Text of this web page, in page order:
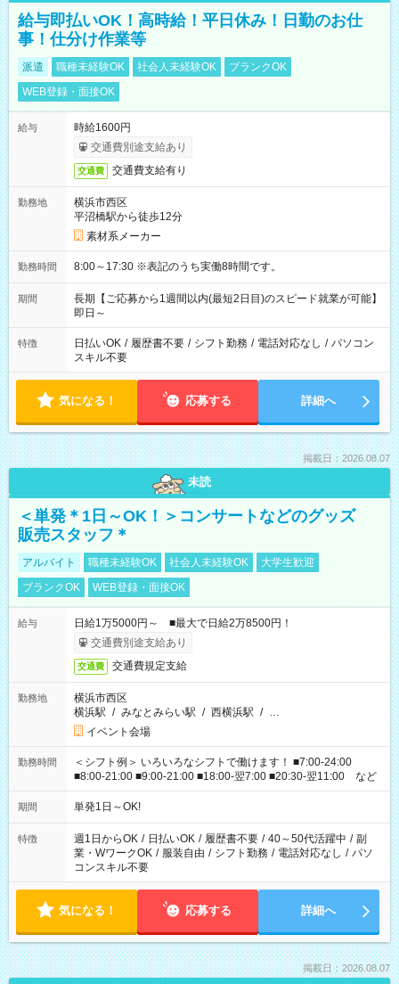
給与即払いOK！高時給！平日休み！日勤のお仕
事！仕分け作業等
派遣 職種未経験OK 社会人未経験OK
ブランクOK
WEB登録・面接OK
給与
時給1600円
交通費別途支給あり
交通費 交通費支給有り
勤務地
横浜市西区
平沼橋駅から徒歩12分
素材系メーカー
勤務時間 8:00～17:30 ※表記のうち実働8時間です。
期間
長期【ご応募から1週間以内(最短2日目)のスピード就業が可能】
即日～
特徴 日払いOK / 履歴書不要 / シフト勤務 / 電話対応なし / パソコン
スキル不要
気になる！ 応募する 詳細へ
掲載日：2026.08.07
未読
＜単発＊1日～OK！＞コンサートなどのグッズ
販売スタッフ＊
アルバイト 職種未経験OK 社会人未経験OK
大学生歓迎
ブランクOK
WEB登録・面接OK
給与
日給1万5000円～ ■最大で日給2万8500円！
交通費別途支給あり
交通費 交通費規定支給
勤務地
横浜市西区
横浜駅 / みなとみらい駅 / 西横浜駅 / …
イベント会場
勤務時間
＜シフト例＞ いろいろなシフトで働けます！ ■7:00-24:00
■8:00-21:00 ■9:00-21:00 ■18:00-翌7:00 ■20:30-翌11:00 など
期間 単発1日～OK!
特徴 週1日からOK / 日払いOK / 履歴書不要 / 40～50代活躍中 / 副
業・WワークOK / 服装自由 / シフト勤務 / 電話対応なし / パソ
コンスキル不要
気になる！ 応募する 詳細へ
掲載日：2026.08.07